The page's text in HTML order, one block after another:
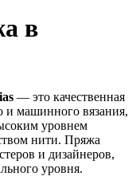
в
— это качественная
и машинного вязания,
уровнем
нити. Пряжа
и дизайнеров,
уровня.